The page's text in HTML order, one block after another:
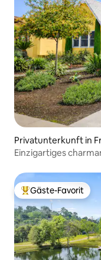
Privatunterkunft in
Einzigartiges
Beliebter Gäste-
Gäste-Favorit